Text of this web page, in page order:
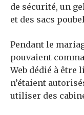
de sécurité, un
et des sacs
Pendant le
pouvaient
Web dédié à être
n’étaient
utiliser des